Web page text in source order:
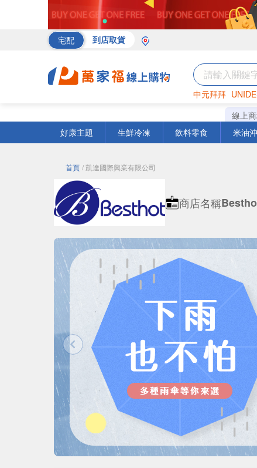
宅配 到店取貨
中元拜拜
巧克力 罐
線上
好康主題
生鮮冷凍 飲料零食 米油
首頁 / 凱達國際興業有限公司
商店名稱